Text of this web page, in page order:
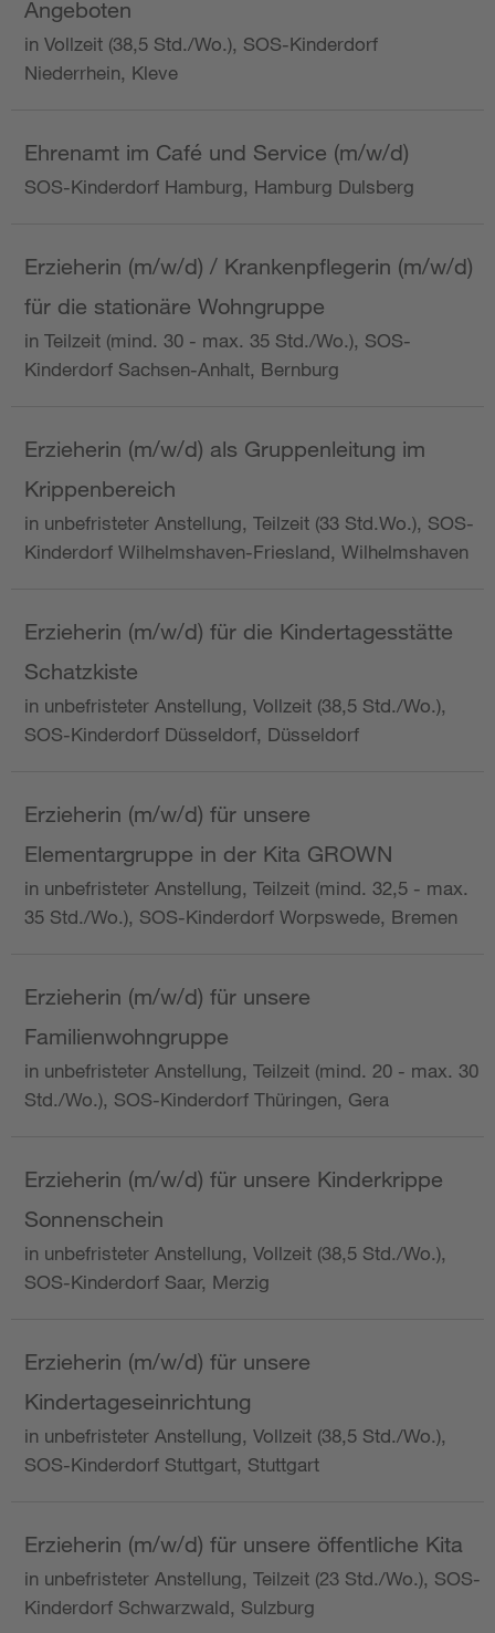
Angeboten
in Vollzeit (38,5 Std./Wo.), SOS-Kinderdorf
Niederrhein, Kleve
Ehrenamt im Café und Service (m/w/d)
SOS-Kinderdorf Hamburg, Hamburg Dulsberg
Erzieherin (m/w/d) / Krankenpflegerin (m/w/d)
für die stationäre Wohngruppe
in Teilzeit (mind. 30 - max. 35 Std./Wo.), SOS-
Kinderdorf Sachsen-Anhalt, Bernburg
Erzieherin (m/w/d) als Gruppenleitung im
Krippenbereich
in unbefristeter Anstellung, Teilzeit (33 Std.Wo.), SOS-
Kinderdorf Wilhelmshaven-Friesland, Wilhelmshaven
Erzieherin (m/w/d) für die Kindertagesstätte
Schatzkiste
in unbefristeter Anstellung, Vollzeit (38,5 Std./Wo.),
SOS-Kinderdorf Düsseldorf, Düsseldorf
Erzieherin (m/w/d) für unsere
Elementargruppe in der Kita GROWN
in unbefristeter Anstellung, Teilzeit (mind. 32,5 - max.
35 Std./Wo.), SOS-Kinderdorf Worpswede, Bremen
Erzieherin (m/w/d) für unsere
Familienwohngruppe
in unbefristeter Anstellung, Teilzeit (mind. 20 - max. 30
Std./Wo.), SOS-Kinderdorf Thüringen, Gera
Erzieherin (m/w/d) für unsere Kinderkrippe
Sonnenschein
in unbefristeter Anstellung, Vollzeit (38,5 Std./Wo.),
SOS-Kinderdorf Saar, Merzig
Erzieherin (m/w/d) für unsere
Kindertageseinrichtung
in unbefristeter Anstellung, Vollzeit (38,5 Std./Wo.),
SOS-Kinderdorf Stuttgart, Stuttgart
Erzieherin (m/w/d) für unsere öffentliche Kita
in unbefristeter Anstellung, Teilzeit (23 Std./Wo.), SOS-
Kinderdorf Schwarzwald, Sulzburg